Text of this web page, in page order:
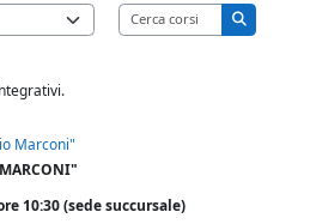
Cerca corsi
Cerca
Marconi"
10:30 (sede succursale)